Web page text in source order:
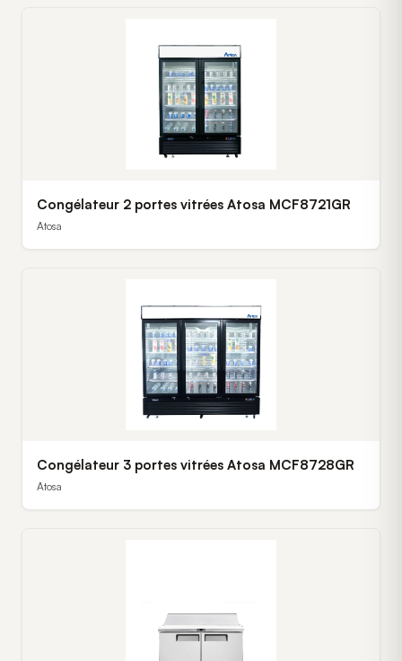
Congélateur 2 portes vitrées Atosa MCF8721GR
Atosa
Congélateur 3 portes vitrées Atosa MCF8728GR
Atosa